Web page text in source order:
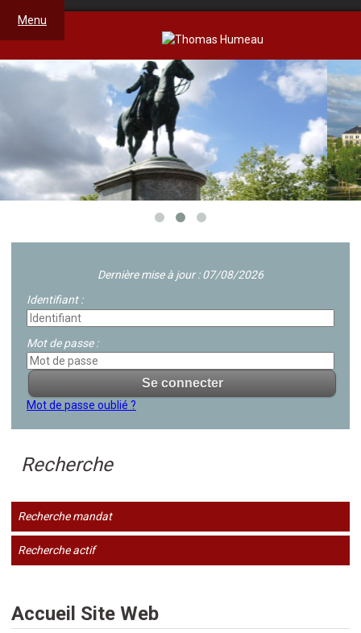
Menu
Dernière mise à jour : 07/08/2026
Identifiant :
Mot de passe :
Mot de passe oublié ?
Recherche
Recherche mandat
Recherche actif
Accueil Site Web